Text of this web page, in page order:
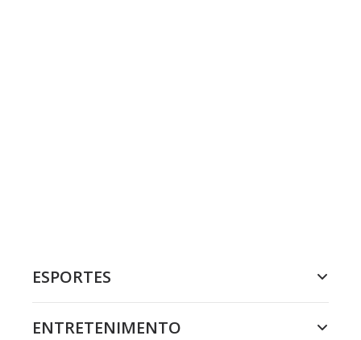
ESPORTES
ENTRETENIMENTO